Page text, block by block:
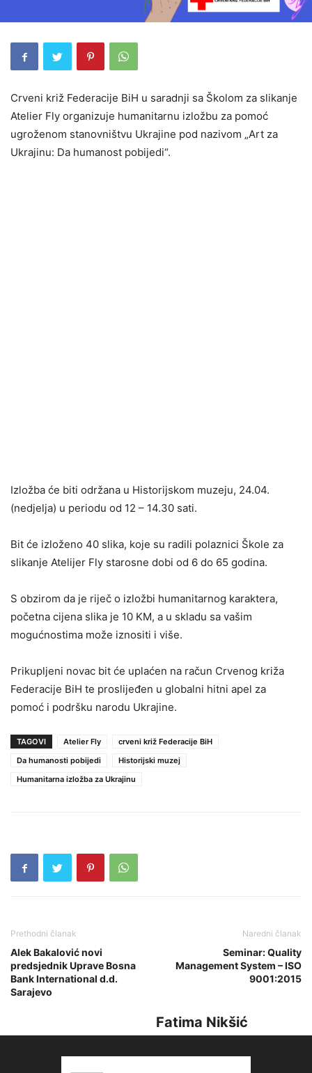
Crveni križ Federacije BiH u saradnji sa Školom za slikanje
Atelier Fly organizuje humanitarnu izložbu za pomoć
ugroženom stanovništvu Ukrajine pod nazivom „Art za
Ukrajinu: Da humanost pobijedi“.
Izložba će biti održana u Historijskom muzeju, 24.04.
(nedjelja) u periodu od 12 – 14.30 sati.
Bit će izloženo 40 slika, koje su radili polaznici Škole za
slikanje Atelijer Fly starosne dobi od 6 do 65 godina.
S obzirom da je riječ o izložbi humanitarnog karaktera,
početna cijena slika je 10 KM, a u skladu sa vašim
mogućnostima može iznositi i više.
Prikupljeni novac bit će uplaćen na račun Crvenog križa
Federacije BiH te proslijeđen u globalni hitni apel za
pomoć i podršku narodu Ukrajine.
TAGOVI Atelier Fly
crveni križ Federacije BiH
Da humanosti pobijedi
Historijski muzej
Humanitarna izložba za Ukrajinu
Prethodni članak
Alek Bakalović novi
predsjednik Uprave Bosna
Bank International d.d.
Sarajevo
Naredni članak
Seminar: Quality
Management System – ISO
9001:2015
Fatima Nikšić